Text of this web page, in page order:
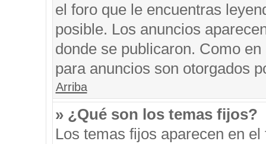
el foro que le encuentras
posible. Los anuncios
donde se publicaron. Como
para anuncios son otorgados
Arriba
» ¿Qué son los temas fijos?
Los temas fijos aparecen en